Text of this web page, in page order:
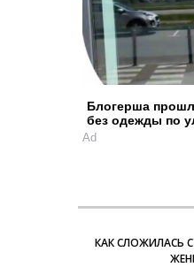
Блогерша
без одежды по
Ad
КАК СЛОЖИЛАСЬ